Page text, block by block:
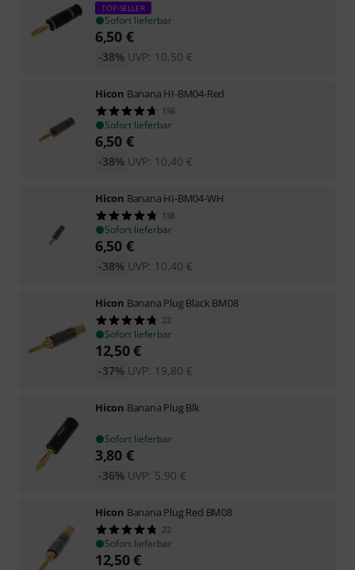
TOP-SELLER
Sofort lieferbar
6,50 €
UVP: 10,50 €
-38%
Hicon Banana HI-BM04-Red
156
Sofort lieferbar
6,50 €
UVP: 10,40 €
-38%
Hicon Banana HI-BM04-WH
138
Sofort lieferbar
6,50 €
UVP: 10,40 €
-38%
Hicon Banana Plug Black BM08
22
Sofort lieferbar
12,50€
UVP: 19,80 €
-37%
Hicon Banana Plug Blk
Sofort lieferbar
3,80 €
UVP: 5,90 €
-36%
Hicon Banana Plug Red BM08
22
Sofort lieferbar
12,50€